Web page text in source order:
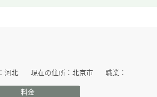
河北 現在の住所： 北京市
職業：
料金